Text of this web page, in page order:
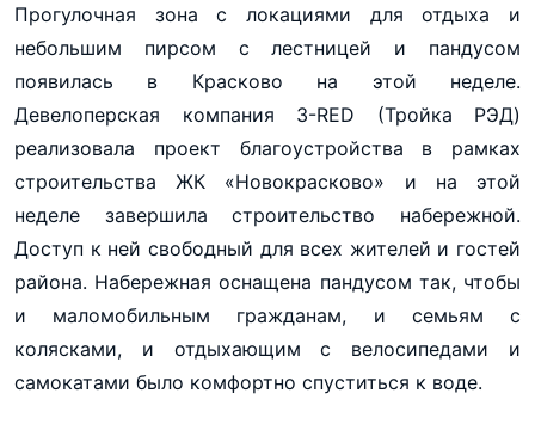
Прогулочная зона с локациями для отдыха и
небольшим пирсом с лестницей и пандусом
появилась в Красково на этой неделе.
Девелоперская компания 3-RED (Тройка РЭД)
реализовала проект благоустройства в рамках
строительства ЖК «Новокрасково» и на этой
неделе завершила строительство набережной.
Доступ к ней свободный для всех жителей и гостей
района. Набережная оснащена пандусом так, чтобы
и маломобильным гражданам, и семьям с
колясками, и отдыхающим с велосипедами и
самокатами было комфортно спуститься к воде.